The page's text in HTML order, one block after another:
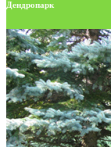
Дендропарк